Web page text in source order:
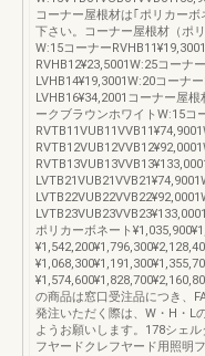
コーナー屋根材は｢ポリカー
下さい。コーナー屋根材（ポ
W:15コーナー
RVHB12¥23,5001W:25コーナ
LVHB14¥19,3001W:20コーナ
LVHB16¥34,2001コーナー屋
ークブラウンホワイトW:15コ
ポリカーボネート
の商品は窓口受注品につき、
発注いただく際は、W・H・L
ようお願いします。178シェ
フヤードクレフヤード用照明